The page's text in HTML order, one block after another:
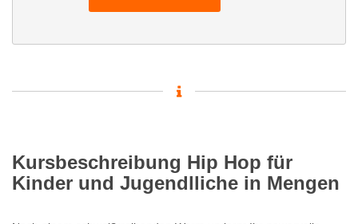
Kursbeschreibung Hip Hop für
Kinder und Jugendlliche in Mengen